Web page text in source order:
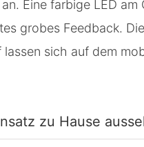
Eine farbige LED
grobes Feedback.
lassen sich auf dem
zu Hause